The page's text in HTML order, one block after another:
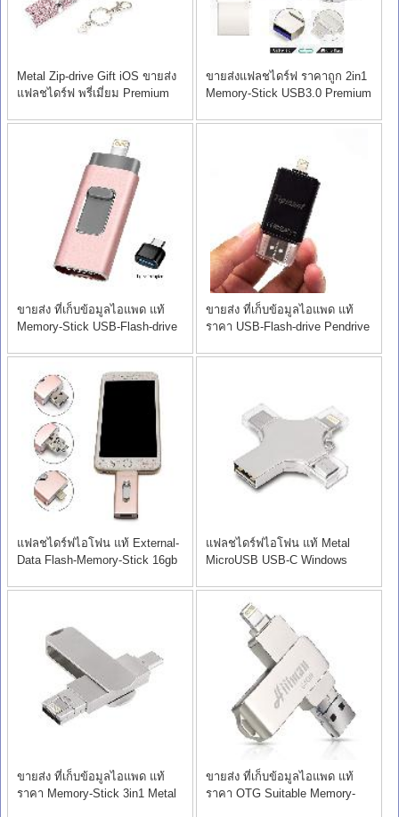
Metal Zip-drive Gift iOS ขายส่ง
แฟลชไดร์ฟ พรี่เมี่ยม Premium
ขายส่งแฟลชไดร์ฟ ราคาถูก 2in1
Memory-Stick USB3.0 Premium
ขายส่ง ที่เก็บข้อมูลไอแพด แท้
Memory-Stick USB-Flash-drive
ขายส่ง ที่เก็บข้อมูลไอแพด แท้
ราคา USB-Flash-drive Pendrive
แฟลชไดร์ฟไอโฟน แท้ External-
Data Flash-Memory-Stick 16gb
แฟลชไดร์ฟไอโฟน แท้ Metal
MicroUSB USB-C Windows
ขายส่ง ที่เก็บข้อมูลไอแพด แท้
ราคา Memory-Stick 3in1 Metal
ขายส่ง ที่เก็บข้อมูลไอแพด แท้
ราคา OTG Suitable Memory-